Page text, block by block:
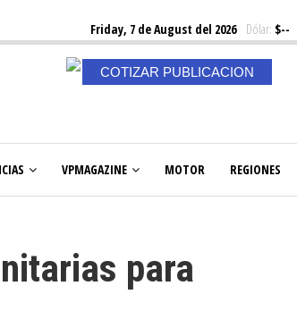
Friday, 7 de August del 2026Dólar: $--
COTIZAR PUBLICACION
VPMAGAZINE MOTOR REGIONES
para